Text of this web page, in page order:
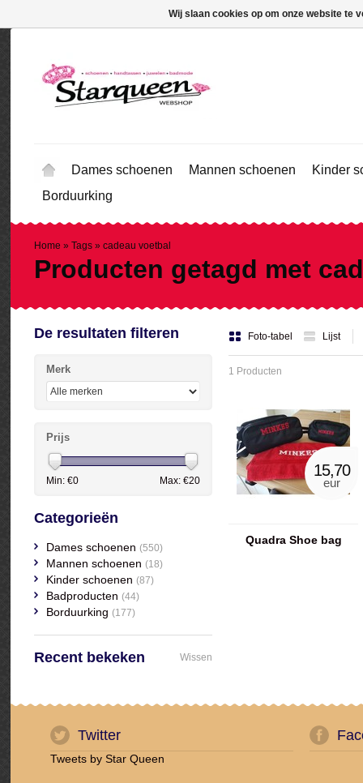
Dames schoenen Mannen schoenen
Kinder
Borduurking
Home » Tags » cadeau voetbal
Producten getagd met
Foto-tabel Lijst
1 Producten
15,70
eur
Quadra Shoe bag
De resultaten filteren
Merk
Prijs
Min: €0 Max: €20
Categorieën
Dames schoenen (550)
Mannen schoenen (18)
Kinder schoenen (87)
Badproducten (44)
Borduurking (177)
Recent bekeken Wissen
Twitter
Tweets by Star Queen
Wij slaan cookies op om onze website te